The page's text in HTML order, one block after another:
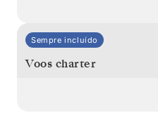
Sempre incluído
Voos charter